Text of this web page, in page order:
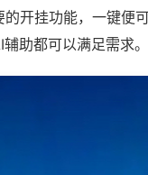
开挂功能，一键便
助都可以满足需求。